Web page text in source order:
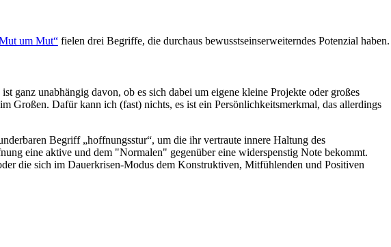
um Mut“ fielen drei Begriffe, die durchaus bewusstseinserweiterndes Potenzial haben.
unabhängig davon, ob es sich dabei um eigene kleine Projekte oder großes
Großen. Dafür kann ich (fast) nichts, es ist ein Persönlichkeitsmerkmal, das allerdings
Begriff „hoffnungsstur“, um die ihr vertraute innere Haltung des
eine aktive und dem "Normalen" gegenüber eine widerspenstig Note bekommt.
die sich im Dauerkrisen-Modus dem Konstruktiven, Mitfühlenden und Positiven